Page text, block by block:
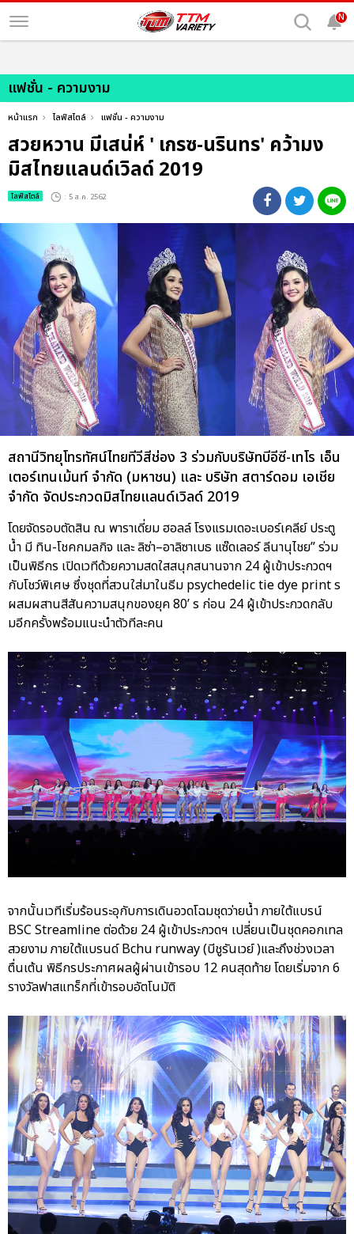
N
แฟชั่น - ความงาม
หน้าแรก ไลฟ์สไตล์ แฟชั่น - ความงาม
สวยหวาน มีเสน่ห์ ' เกรซ-นรินทร' คว้ามง
มิสไทยแลนด์เวิลด์ 2019
ไลฟ์สไตล์ : 5 ส.ค. 2562
สถานีวิทยุโทรทัศน์ไทยทีวีสีช่อง 3 ร่วมกับบริษัทบีอีซี-เทโร เอ็น
เตอร์เทนเม้นท์ จำกัด (มหาชน) และ บริษัท สตาร์ดอม เอเชีย
จำกัด จัดประกวดมิสไทยแลนด์เวิลด์ 2019
โดยจัดรอบตัดสิน ณ พาราเดี่ยม ฮอลล์ โรงแรมเดอะเบอร์เคลีย์ ประตู
น้ำ มี ทิน-โชคกมลกิจ และ ลิซ่า–อาลิซาเบธ แซ๊ดเลอร์ ลีนานุไชย” ร่วม
เป็นพิธีกร เปิดเวทีด้วยความสดใสสนุกสนานจาก 24 ผู้เข้าประกวดฯ
กับโชว์พิเศษ ซึ่งชุดที่สวนใส่มาในธีม psychedelic tie dye print s
ผสมผสานสีสันความสนุกของยุค 80’ s ก่อน 24 ผู้เข้าประกวดกลับ
มอีกครั้งพร้อมแนะนำตัวทีละคน
จากนั้นเวทีเริ่มร้อนระอุกับการเดินอวดโฉมชุดว่ายน้ำ ภายใต้แบรน์
BSC Streamline ต่อด้วย 24 ผู้เข้าประกวดฯ เปลี่ยนเป็นชุดคอกเทล
สวยงาม ภายใต้แบรนด์ Bchu runway (บีชูรันเวย์ )และถึงช่วงเวลา
ตื่นเต้น พิธีกรประกาศผลผู้ผ่านเข้ารอบ 12 คนสุดท้าย โดยเริ่มจาก 6
รางวัลฟาสแทร็กที่เข้ารอบอัตโนมัติ